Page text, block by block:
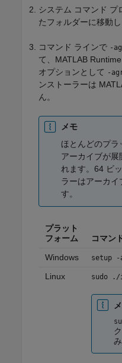
システム コマンド プ
たフォルダーに移動し
コマンド ラインで -
て、 MATLAB Runtime
オプションとして -
ンストーラーは
ん。
メモ
ほとんどのプ
アーカイブが展
れます。64 ビ
ラーはアーカイ
す。
プラット
フォーム
コマン
Windows
setup -
Linux sudo ./